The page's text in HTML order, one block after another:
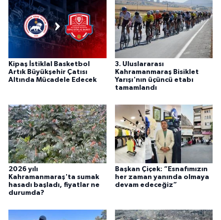
Kipaş İstiklal Basketbol
Artık Büyükşehir Çatısı
Altında Mücadele Edecek
3. Uluslararası
Kahramanmaraş Bisiklet
Yarışı'nın üçüncü etabı
tamamlandı
2026 yılı
Kahramanmaraş'ta sumak
hasadı başladı, fiyatlar ne
durumda?
Başkan Çiçek: “Esnafımızın
her zaman yanında olmaya
devam edeceğiz”